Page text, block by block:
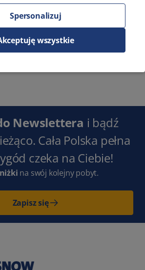
Newslettera i bądź
Cała Polska pełna
czeka na Ciebie!
na swój kolejny pobyt.
Zapisz się
Spersonalizuj
wszystkie